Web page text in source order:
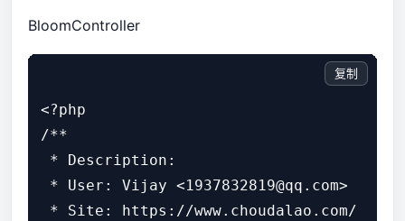
BloomController
<?php
/**
* Description:
* User: Vijay <1937832819@qq.com>
* Site: https://www.choudalao.com/
复制